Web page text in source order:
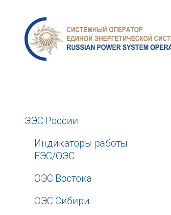
ЭЭС России
Индикаторы работы
ЕЭС/ОЭС
ОЭС Востока
ОЭС Сибири